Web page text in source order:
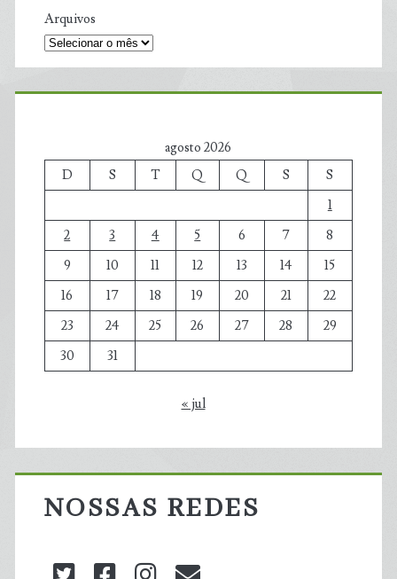
Arquivos
agosto 2026
D
S T Q Q S
S
1
2
3 4 5 6 7
8
9
10 11 12 13 14
15
16
17 18 19 20 21
22
23
24 25 26 27 28
29
30
31
« jul
NOSSAS REDES